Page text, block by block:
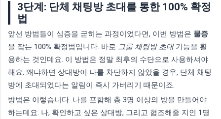
3단계: 단체 채팅방 초대를 통한 100% 확정
법
앞선 방법들이 심증을 굳히는 과정이었다면, 이번 방법은 물증
을 잡는 100% 확정법입니다. 바로 그룹 채팅방 초대기능을 활
용하는 것인데요. 이 방법은 정말 최후의 수단으로 사용하셔야
해요. 왜냐하면 상대방이 나를 차단하지 않았을 경우, 단체 채팅
방에 초대되었다는 알림이 즉시 가버리기 때문이죠.
방법은 이렇습니다. 나를 포함해 총 3명 이상의 방을 만들어야
하는데요. 나, 확인하고 싶은 상대방, 그리고 협조해줄 지인 1명